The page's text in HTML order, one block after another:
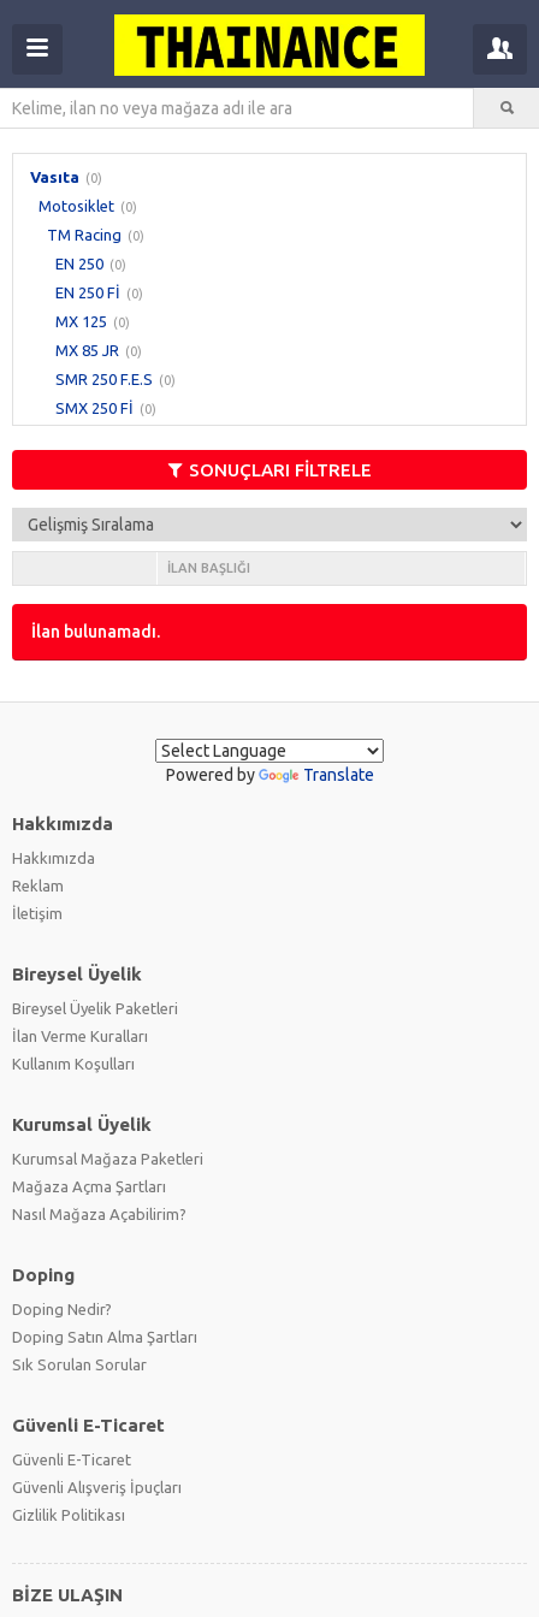
Vasıta (0)
Motosiklet (0)
TM Racing (0)
EN 250 (0)
EN 250 Fİ (0)
MX 125 (0)
MX 85 JR (0)
SMR 250 F.E.S (0)
SMX 250 Fİ (0)
SONUÇLARI FİLTRELE
İLAN BAŞLIĞI
İlan bulunamadı.
Powered by Translate
Hakkımızda
Hakkımızda
Reklam
İletişim
Bireysel Üyelik
Bireysel Üyelik Paketleri
İlan Verme Kuralları
Kullanım Koşulları
Kurumsal Üyelik
Kurumsal Mağaza Paketleri
Mağaza Açma Şartları
Nasıl Mağaza Açabilirim?
Doping
Doping Nedir?
Doping Satın Alma Şartları
Sık Sorulan Sorular
Güvenli E-Ticaret
Güvenli E-Ticaret
Güvenli Alışveriş İpuçları
Gizlilik Politikası
BİZE ULAŞIN